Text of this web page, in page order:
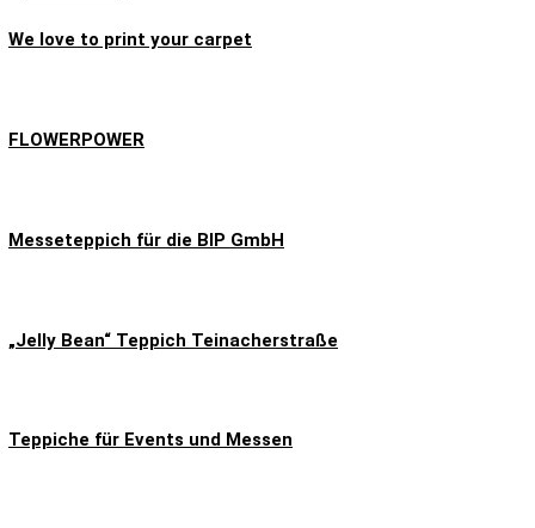
We love to print your carpet
FLOWERPOWER
Messeteppich für die BIP GmbH
„Jelly Bean“ Teppich Teinacherstraße
Teppiche für Events und Messen